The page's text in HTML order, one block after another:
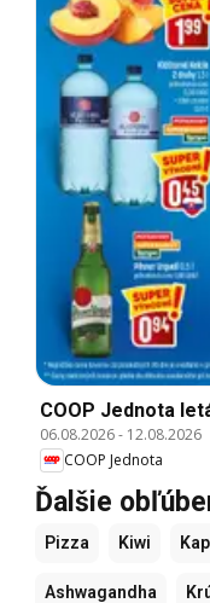
COOP Jednota
06.08.2026- 12.08.2026
COOP Jednota
Ďalšie
Pizza Kiwi
Ashwagandha